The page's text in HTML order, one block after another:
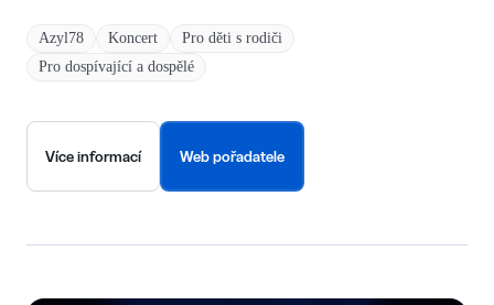
Azyl78 Koncert
Pro děti s rodiči
Pro dospívající a dospělé
Více informací Web pořadatele